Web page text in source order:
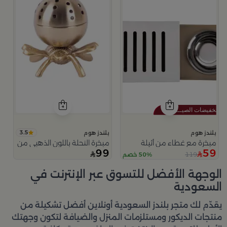
بلندز هوم
مبخرة مع غطاء من أثيلة
59
119 50% خصم
بلندز هوم 3.5
مبخرة النحلة باللون الذهبي من امارا
99
الوجهة الأفضل للتسوق عبر الإنترنت في
السعودية
يقدّم لك متجر بلندز السعودية أونلاين أفضل تشكيلة من
منتجات الديكور ومستلزمات المنزل والضيافة لتكون وجهتك